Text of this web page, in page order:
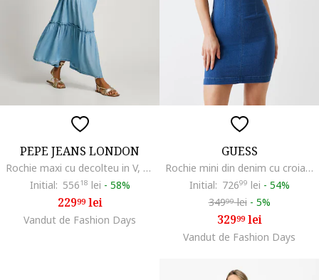
PEPE JEANS LONDON
Rochie maxi cu decolteu in V, Albastru deschis
Initial: 55618 lei - 58%
22999lei
Vandut de Fashion Days
GUESS
Rochie mini din denim cu croiala bodycon, Albastru inchis
Initial: 72699 lei - 54%
34999lei - 5%
32999lei
Vandut de Fashion Days